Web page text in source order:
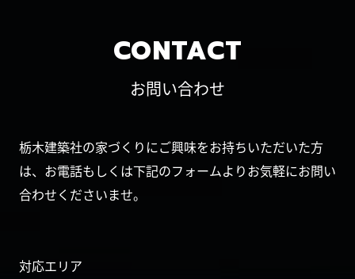
CONTACT
お問い合わせ
栃木建築社の家づくりにご興味をお持ちいただいた方
は、お電話もしくは下記のフォームよりお気軽にお問い
合わせくださいませ。
対応エリア